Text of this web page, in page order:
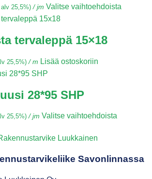
25,5%) / jm Valitse vaihtoehdoista
tervaleppä 15×18
25,5%) / m Lisää ostoskoriin
28*95 SHP
25,5%) / jm Valitse vaihtoehdoista
Savonlinnassa